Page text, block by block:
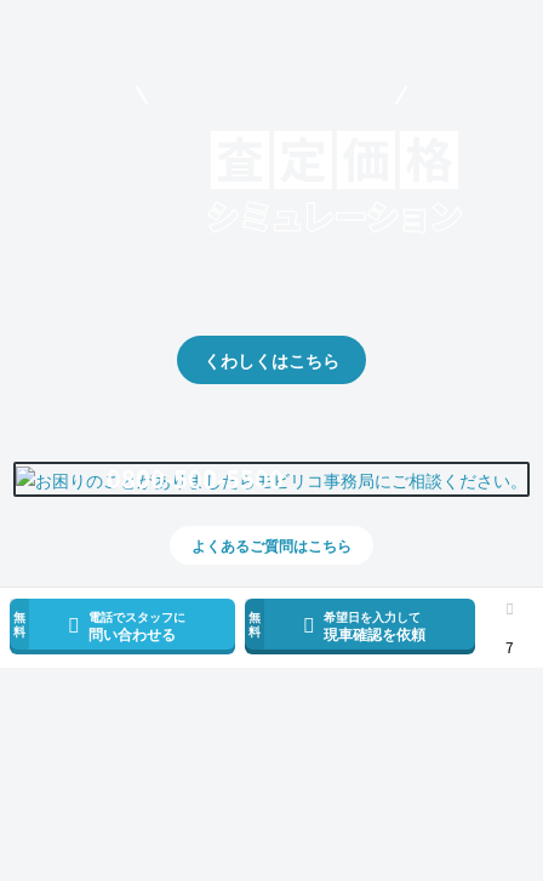
無
料
電話でスタッフに
問い合わせる
無
料
希望日を入力して
現車確認を依頼
7
くわしくはこちら
0800-500-5500
よくあるご質問はこちら